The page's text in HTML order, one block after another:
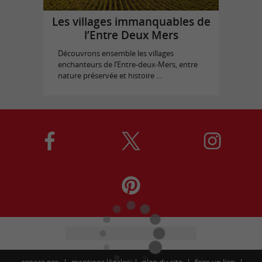
Les villages immanquables de
l’Entre Deux Mers
Découvrons ensemble les villages
enchanteurs de l’Entre-deux-Mers, entre
nature préservée et histoire ...